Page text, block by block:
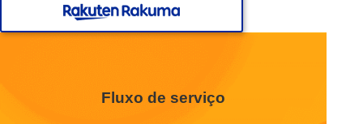
Fluxo de serviço